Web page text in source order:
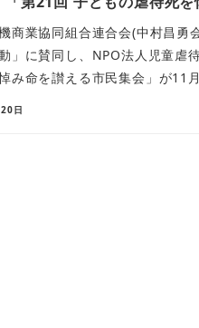
商業協同組合連合会(中村昌勇
」に賛同し、NPO法人児童虐
み命を讃える市民集会」が11
日